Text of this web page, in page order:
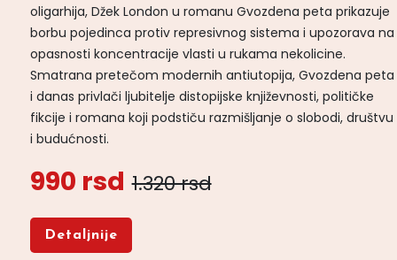
oligarhija, Džek London u romanu Gvozdena peta prikazuje
borbu pojedinca protiv represivnog sistema i upozorava na
opasnosti koncentracije vlasti u rukama nekolicine.
Smatrana pretečom modernih antiutopija, Gvozdena peta
i danas privlači ljubitelje distopijske književnosti, političke
fikcije i romana koji podstiču razmišljanje o slobodi, društvu
i budućnosti.
990 rsd 1.320 rsd
Detaljnije